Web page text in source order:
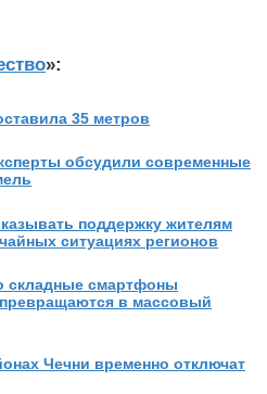
»:
35 метров
обсудили современные
поддержку жителям
ситуациях регионов
складные смартфоны
в массовый
Чечни временно отключат